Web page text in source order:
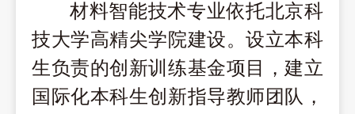
材料智能技术专业依托北京科
技大学高精尖学 院建设。设立本科
生负责的创新训练基金项目，建立
国际化本科生创新指导教师团队，